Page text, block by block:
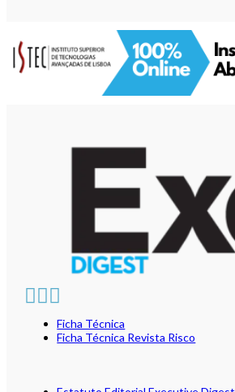
Ficha Técnica
Ficha Técnica Revista Risco